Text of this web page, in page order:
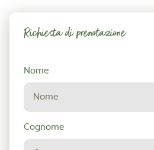
Richiesta di prenotazione
Richiesta
di
prenotazione
Nome
Cognome